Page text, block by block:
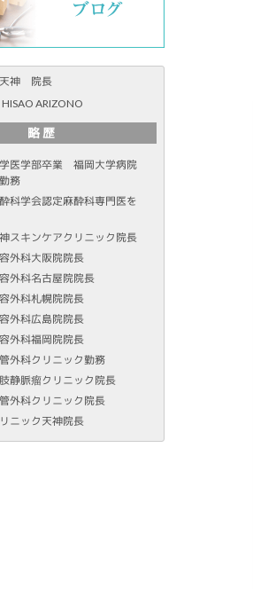
天神 院長
ARIZONO
略 歴
医学部卒業 福岡大学病院
務
科学会認定麻酔科専門医を
スキンケアクリニック院長
外科大阪院院長
外科名古屋院院長
外科札幌院院長
外科広島院院長
外科福岡院院長
外科クリニック勤務
静脈瘤クリニック院長
外科クリニック院長
ニック天神院長